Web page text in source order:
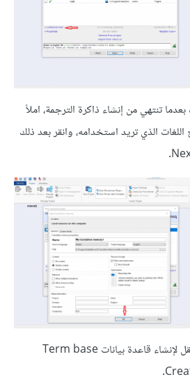
تنتهي من إنشاء ذاكرة الترجمة، املأ
اللغات الذي تريد استخدامه، وانقر بعد ذلك
ننتقل لإنشاء قاعدة بيانات Term base